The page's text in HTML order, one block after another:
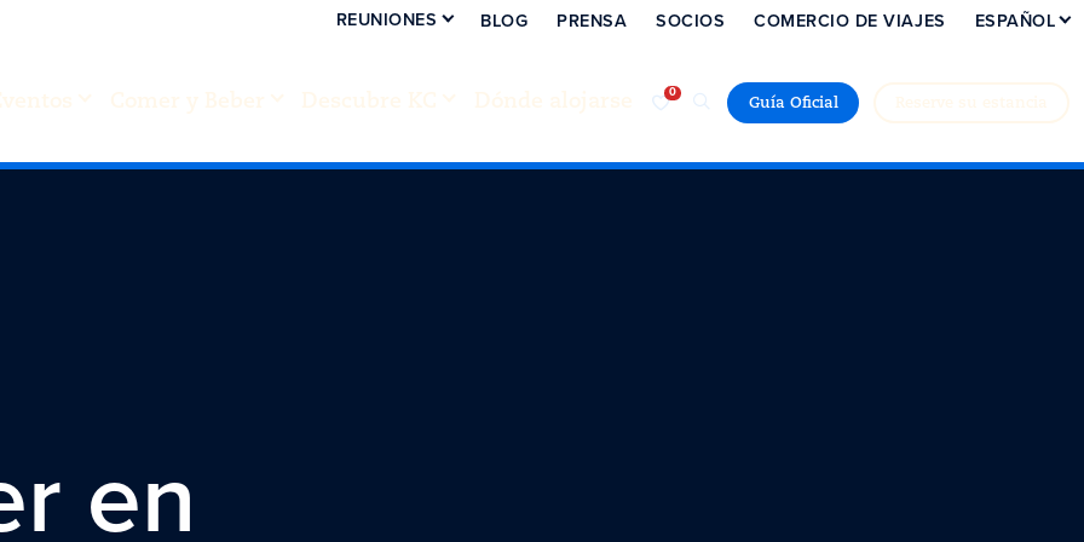
Guía Oficial
REUNIONES BLOG PRENSA SOCIOS COMERCIO DE VIAJES ESPAÑOL
en